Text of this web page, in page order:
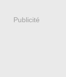
Publicité